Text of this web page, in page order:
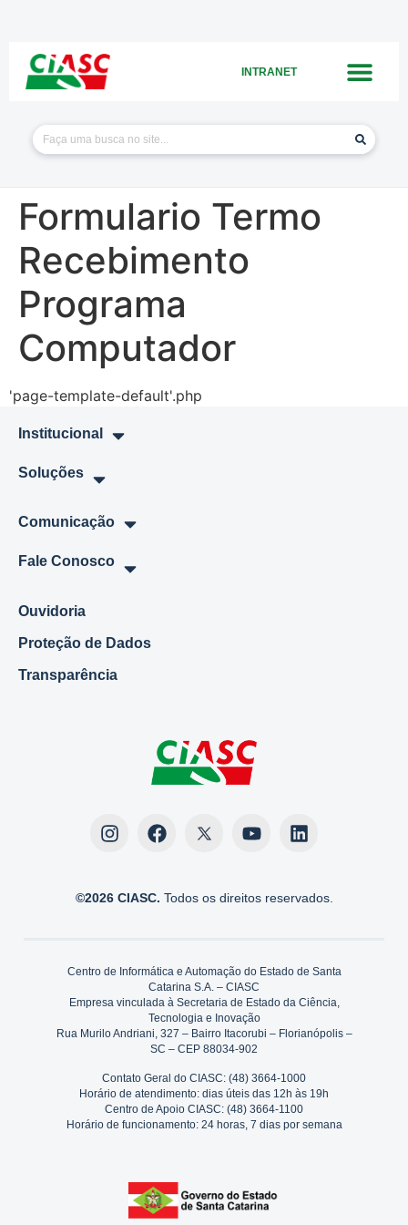
INTRANET
Formulario Termo
Recebimento
Programa
Computador
'page-template-default'.php
Institucional
Soluções
Comunicação
Fale Conosco
Ouvidoria
Proteção de Dados
Transparência
©2026 CIASC. Todos os direitos reservados.
Centro de Informática e Automação do Estado de Santa
Catarina S.A. – CIASC
Empresa vinculada à Secretaria de Estado da Ciência,
Tecnologia e Inovação
Rua Murilo Andriani, 327 – Bairro Itacorubi – Florianópolis –
SC – CEP 88034-902
Contato Geral do CIASC: (48) 3664-1000
Horário de atendimento: dias úteis das 12h às 19h
Centro de Apoio CIASC: (48) 3664-1100
Horário de funcionamento: 24 horas, 7 dias por semana